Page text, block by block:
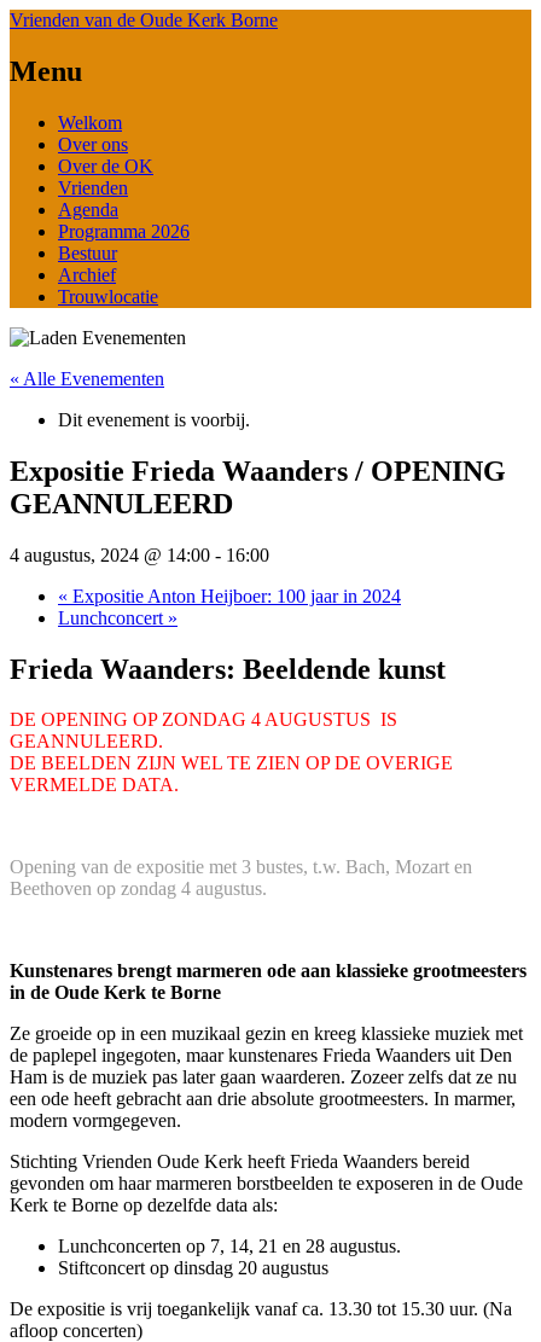
Vrienden van de Oude Kerk Borne
Menu
Spring
naar
inhoud
Welkom
Over ons
Over de OK
Vrienden
Agenda
Programma 2026
Bestuur
Archief
Trouwlocatie
« Alle Evenementen
Dit evenement is voorbij.
Expositie Frieda Waanders / OPENING
GEANNULEERD
4 augustus, 2024 @ 14:00 - 16:00
« Expositie Anton Heijboer: 100 jaar in 2024
Lunchconcert »
Frieda Waanders: Beeldende kunst
DE OPENING OP ZONDAG 4 AUGUSTUS IS
GEANNULEERD.
DE BEELDEN ZIJN WEL TE ZIEN OP DE OVERIGE
VERMELDE DATA.
Opening van de expositie met 3 bustes, t.w. Bach, Mozart en
Beethoven op zondag 4 augustus.
Kunstenares brengt marmeren ode aan klassieke grootmeesters
in de Oude Kerk te Borne
Ze groeide op in een muzikaal gezin en kreeg klassieke muziek met
de paplepel ingegoten, maar kunstenares Frieda Waanders uit Den
Ham is de muziek pas later gaan waarderen. Zozeer zelfs dat ze nu
een ode heeft gebracht aan drie absolute grootmeesters. In marmer,
modern vormgegeven.
Stichting Vrienden Oude Kerk heeft Frieda Waanders bereid
gevonden om haar marmeren borstbeelden te exposeren in de Oude
Kerk te Borne op dezelfde data als:
Lunchconcerten op 7, 14, 21 en 28 augustus.
Stiftconcert op dinsdag 20 augustus
De expositie is vrij toegankelijk vanaf ca. 13.30 tot 15.30 uur. (Na
afloop concerten)